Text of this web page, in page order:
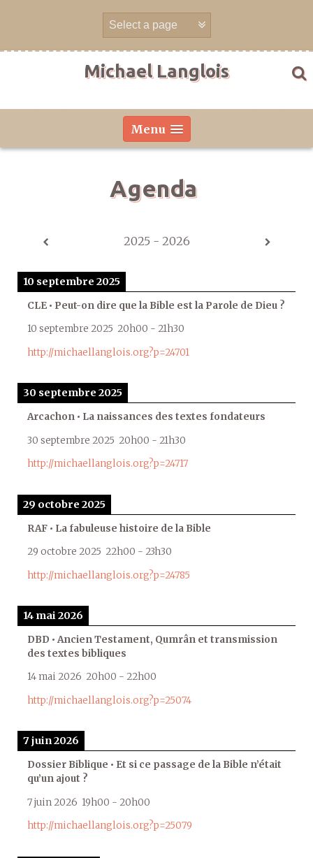
Michael Langlois
Menu
Agenda
2025 - 2026
10 septembre 2025
CLE • Peut-on dire que la Bible est la Parole de Dieu ?
10 septembre 2025 20h00 - 21h30
http://michaellanglois.org?p=24701
30 septembre 2025
Arcachon • La naissances des textes fondateurs
30 septembre 2025 20h00 - 21h30
http://michaellanglois.org?p=24717
29 octobre 2025
RAF • La fabuleuse histoire de la Bible
29 octobre 2025 22h00 - 23h30
http://michaellanglois.org?p=24785
14 mai 2026
DBD • Ancien Testament, Qumrân et transmission
des textes bibliques
14 mai 2026 20h00 - 22h00
http://michaellanglois.org?p=25074
7 juin 2026
Dossier Biblique • Et si ce passage de la Bible n’était
qu’un ajout ?
7 juin 2026 19h00 - 20h00
http://michaellanglois.org?p=25079